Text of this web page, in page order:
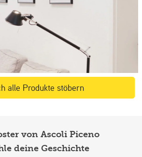
alle Produkte stöbern
von Ascoli Piceno
deine Geschichte